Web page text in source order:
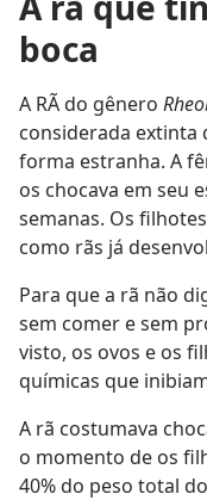
boca
A RÃ do gênero
considerada extinta
forma estranha. A
os chocava em seu
semanas. Os
como rãs já
Para que a rã não
sem comer e sem
visto, os ovos e os
químicas que
A rã costumava
o momento de os
40% do peso total